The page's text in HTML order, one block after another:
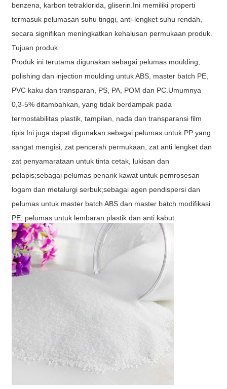
benzena, karbon tetraklorida, gliserin.Ini memiliki properti
termasuk pelumasan suhu tinggi, anti-lengket suhu rendah,
secara signifikan meningkatkan kehalusan permukaan produk.
Tujuan produk
Produk ini terutama digunakan sebagai pelumas moulding,
polishing dan injection moulding untuk ABS, master batch PE,
PVC kaku dan transparan, PS, PA, POM dan PC.Umumnya
0,3-5% ditambahkan, yang tidak berdampak pada
termostabilitas plastik, tampilan, nada dan transparansi film
tipis.Ini juga dapat digunakan sebagai pelumas untuk PP yang
sangat mengisi, zat pencerah permukaan, zat anti lengket dan
zat penyamarataan untuk tinta cetak, lukisan dan
pelapis;sebagai pelumas penarik kawat untuk pemrosesan
logam dan metalurgi serbuk;sebagai agen pendispersi dan
pelumas untuk master batch ABS dan master batch modifikasi
PE, pelumas untuk lembaran plastik dan anti kabut.